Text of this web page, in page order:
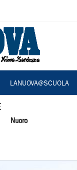
LANUOVA@SCUOLA
Nuoro